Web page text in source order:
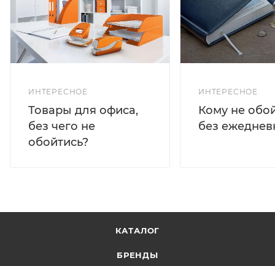
ИНТЕРЕСНОЕ
Товары для офиса,
без чего не
обойтись?
ИНТЕРЕСНОЕ
Кому не
без
КАТАЛОГ
БРЕНДЫ